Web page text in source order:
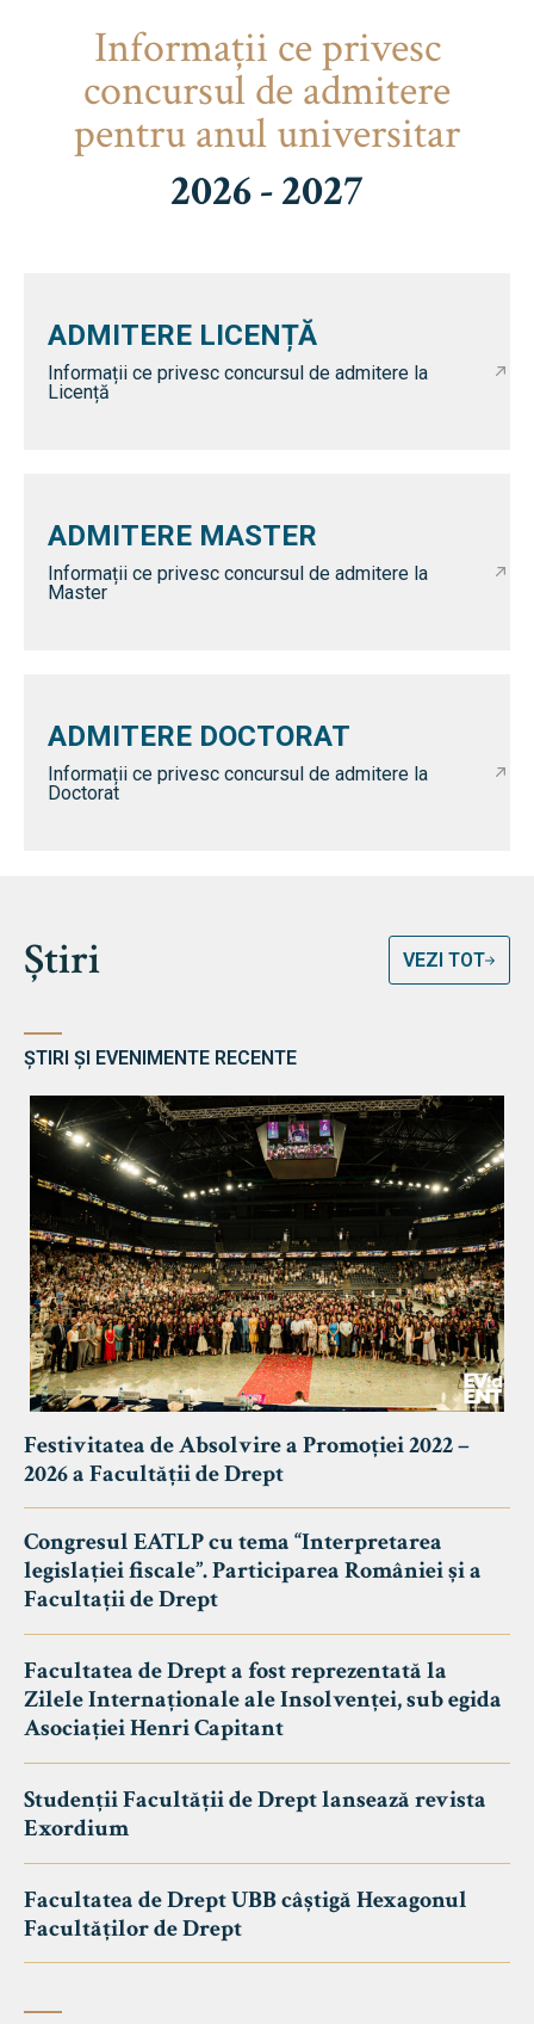
Informaţii ce privesc
concursul de admitere
pentru anul universitar
2026 - 2027
ADMITERE LICENȚĂ
Informații ce privesc concursul de admitere la
Licență
ADMITERE MASTER
Informații ce privesc concursul de admitere la
Master
ADMITERE DOCTORAT
Informații ce privesc concursul de admitere la
Doctorat
Știri VEZI TOT
ȘTIRI ȘI EVENIMENTE RECENTE
Festivitatea de Absolvire a Promoției 2022 –
2026 a Facultății de Drept
Congresul EATLP cu tema “Interpretarea
legislației fiscale”. Participarea României și a
Facultații de Drept
Facultatea de Drept a fost reprezentată la
Zilele Internaționale ale Insolvenței, sub egida
Asociației Henri Capitant
Studenții Facultății de Drept lansează revista
Exordium
Facultatea de Drept UBB câștigă Hexagonul
Facultăților de Drept